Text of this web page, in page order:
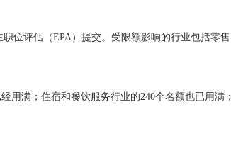
位评估（EPA）提交。受限额影响的行业包括零售
用满；住宿和餐饮服务行业的240个名额也已用满